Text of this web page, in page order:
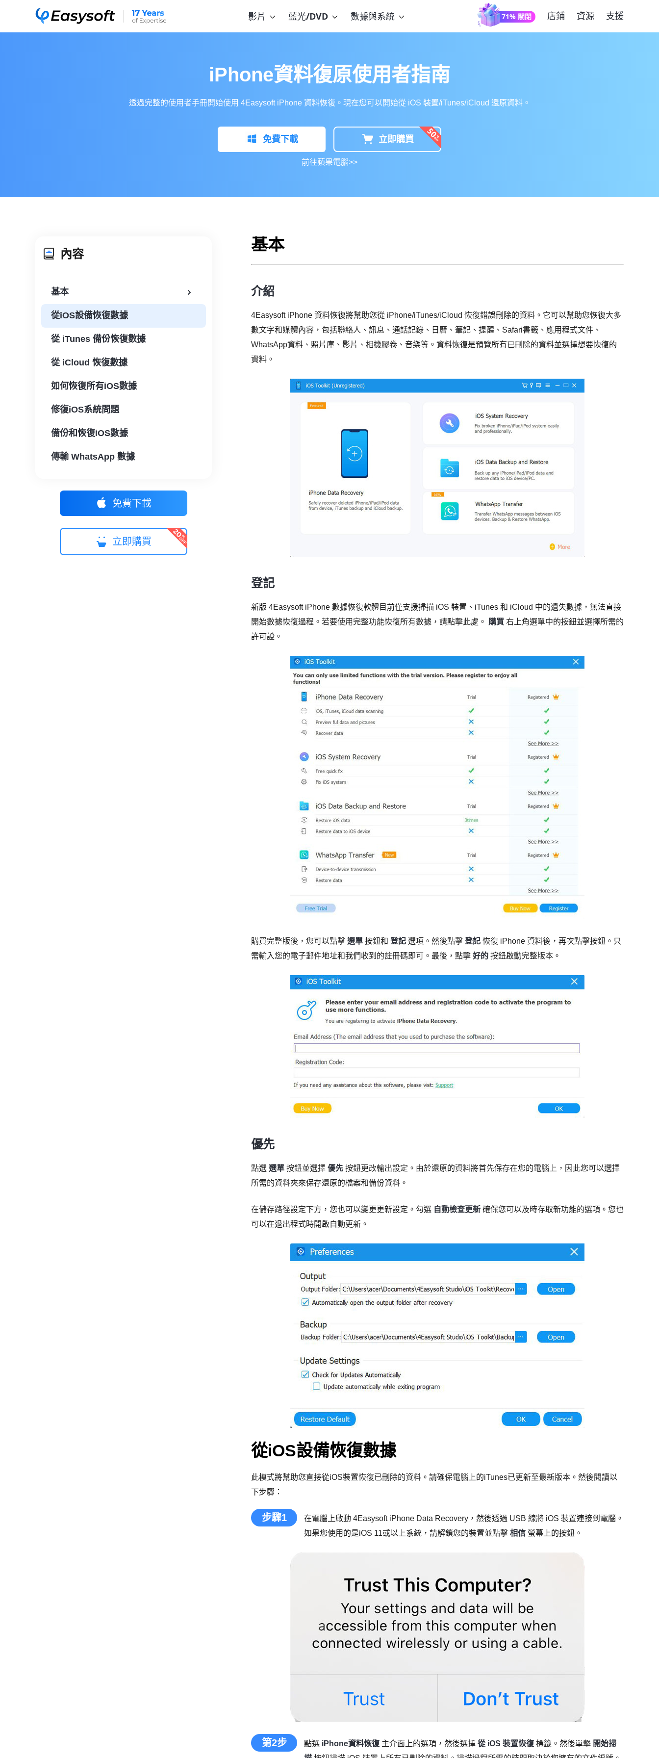
影片 藍光/DVD 數據與系統 71% 關閉 店鋪 資源 支援
iPhone資料復原使用者指南
透過完整的使用者手冊開始使用 4Easysoft iPhone 資料恢復。現在您可以開始從 iOS 裝置/iTunes/iCloud 還原資料。
免費下載 立即購買
前往蘋果電腦>>
內容
基本
從iOS設備恢復數據
從 iTunes 備份恢復數據
從 iCloud 恢復數據
如何恢復所有iOS數據
修復iOS系統問題
備份和恢復iOS數據
傳輸 WhatsApp 數據
免費下載
立即購買
基本
介紹
4Easysoft iPhone 資料恢復將幫助您從 iPhone/iTunes/iCloud 恢復錯誤刪除的資料。它可以幫助您恢復大多
數文字和媒體內容，包括聯絡人、訊息、通話記錄、日曆、筆記、提醒、Safari書籤、應用程式文件、
WhatsApp資料、照片庫、影片、相機膠卷、音樂等。資料恢復是預覽所有已刪除的資料並選擇想要恢復的
資料。
登記
新版 4Easysoft iPhone 數據恢復軟體目前僅支援掃描 iOS 裝置、iTunes 和 iCloud 中的遺失數據，無法直接
開始數據恢復過程。若要使用完整功能恢復所有數據，請點擊此處。 購買 右上角選單中的按鈕並選擇所需的
許可證。
購買完整版後，您可以點擊 選單 按鈕和 登記 選項。然後點擊 登記 恢復 iPhone 資料後，再次點擊按鈕。只
需輸入您的電子郵件地址和我們收到的註冊碼即可。最後，點擊 好的 按鈕啟動完整版本。
優先
點選 選單 按鈕並選擇 優先 按鈕更改輸出設定。由於還原的資料將首先保存在您的電腦上，因此您可以選擇
所需的資料夾來保存還原的檔案和備份資料。
在儲存路徑設定下方，您也可以變更更新設定。勾選 自動檢查更新 確保您可以及時存取新功能的選項。您也
可以在退出程式時開啟自動更新。
從iOS設備恢復數據
此模式將幫助您直接從iOS裝置恢復已刪除的資料。請確保電腦上的iTunes已更新至最新版本。然後閱讀以
下步驟：
步驟1
在電腦上啟動 4Easysoft iPhone Data Recovery，然後透過 USB 線將 iOS 裝置連接到電腦。
如果您使用的是iOS 11或以上系統，請解鎖您的裝置並點擊 相信 螢幕上的按鈕。
第2步 點選 iPhone資料恢復 主介面上的選項，然後選擇 從 iOS 裝置恢復 標籤。然後單擊 開始掃